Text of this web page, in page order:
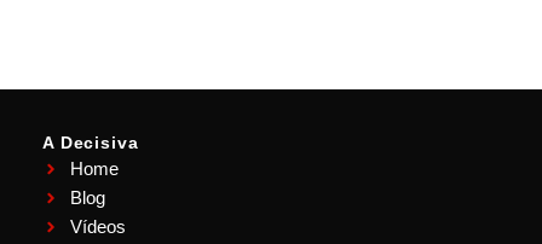
A Decisiva
Home
Blog
Vídeos